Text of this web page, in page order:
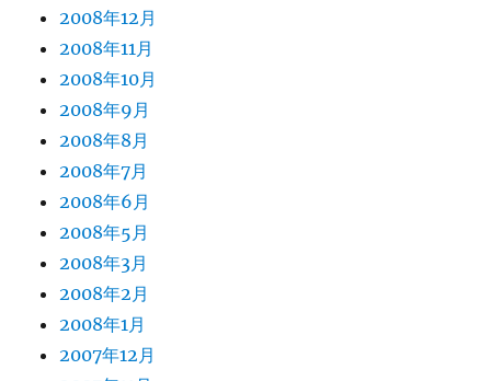
2008年12月
2008年11月
2008年10月
2008年9月
2008年8月
2008年7月
2008年6月
2008年5月
2008年3月
2008年2月
2008年1月
2007年12月